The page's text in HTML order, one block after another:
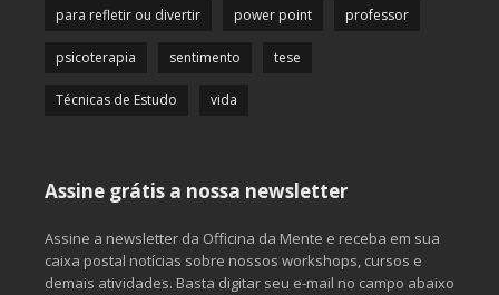
para refletir ou divertir power point professor
psicoterapia sentimento tese
Técnicas de Estudo vida
Assine grátis a nossa newsletter
Assine a newsletter da Officina da Mente e receba em sua
caixa postal notícias sobre nossos workshops, cursos e
demais atividades. Basta digitar seu e-mail no campo abaixo